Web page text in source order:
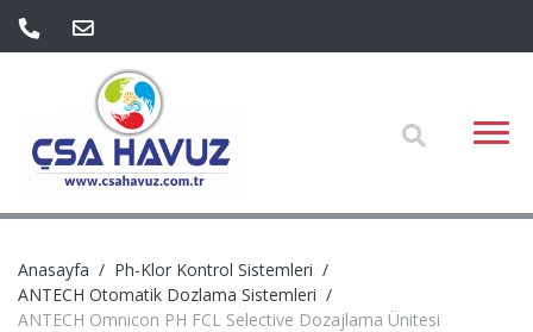
Anasayfa
Ph-Klor Kontrol Sistemleri
ANTECH Otomatik Dozlama Sistemleri
ANTECH Omnicon PH FCL Selective Dozajlama Ünitesi